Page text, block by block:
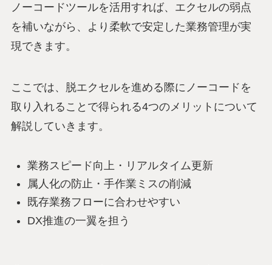
ノーコードツールを活用すれば、エクセルの弱点
を補いながら、より柔軟で安定した業務管理が実
現できます。
ここでは、脱エクセルを進める際にノーコードを
取り入れることで得られる4つのメリットについて
解説していきます。
業務スピード向上・リアルタイム更新
属人化の防止・手作業ミスの削減
既存業務フローに合わせやすい
DX推進の一翼を担う